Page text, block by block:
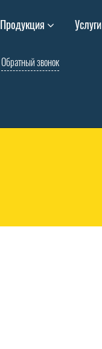
Продукция Услуги
Обратный звонок